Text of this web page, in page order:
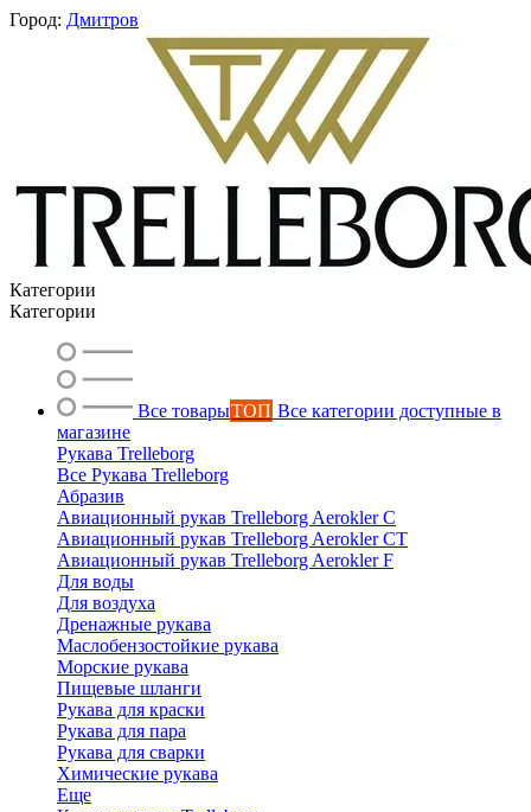
Город: Дмитров
Категории
Категории
Все товарыТОП Все категории доступные в
магазине
Рукава Trelleborg
Все Рукава Trelleborg
Абразив
Авиационный рукав Trelleborg Aerokler C
Авиационный рукав Trelleborg Aerokler CT
Авиационный рукав Trelleborg Aerokler F
Для воды
Для воздуха
Дренажные рукава
Маслобензостойкие рукава
Морские рукава
Пищевые шланги
Рукава для краски
Рукава для пара
Рукава для сварки
Химические рукава
Еще
Вероника
онлайн